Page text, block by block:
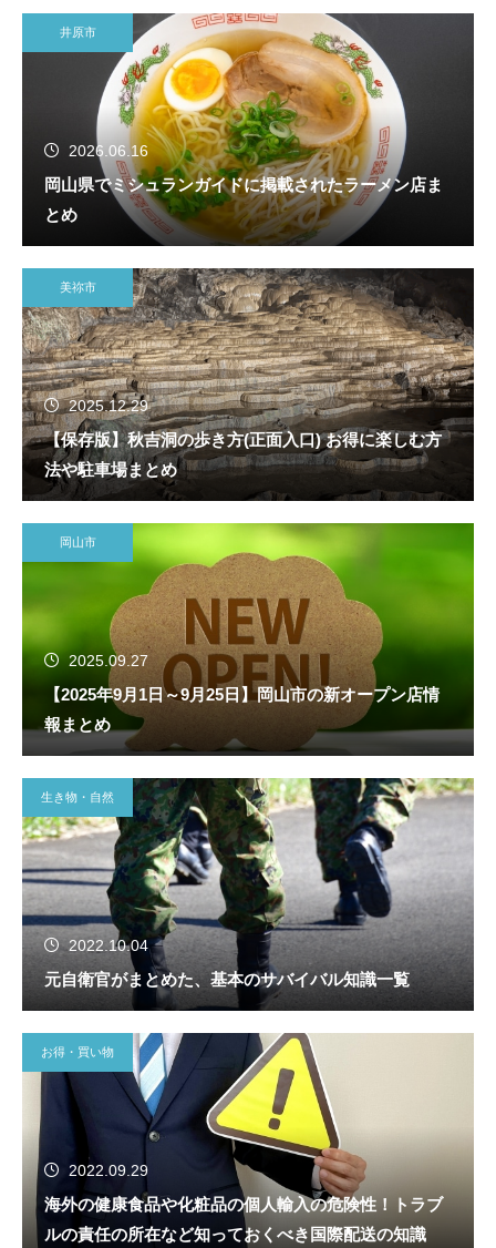
井原市
2026.06.16
岡山県でミシュランガイドに掲載されたラーメン店ま
とめ
美祢市
2025.12.29
【保存版】秋吉洞の歩き方(正面入口) お得に楽しむ方
法や駐車場まとめ
岡山市
2025.09.27
【2025年9月1日～9月25日】岡山市の新オープン店情
報まとめ
生き物・自然
2022.10.04
元自衛官がまとめた、基本のサバイバル知識一覧
お得・買い物
2022.09.29
海外の健康食品や化粧品の個人輸入の危険性！トラブ
ルの責任の所在など知っておくべき国際配送の知識